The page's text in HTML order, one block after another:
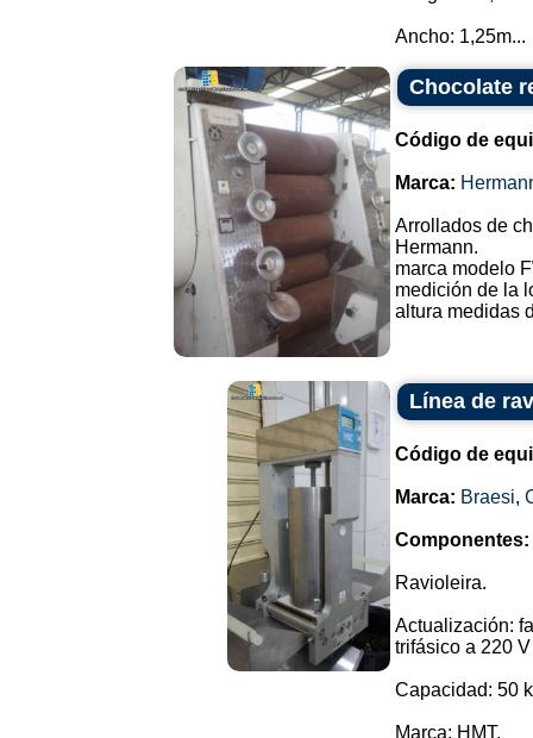
Ancho: 1,25m...
Chocolate
Código de
Marca:
Arrollados de
Hermann.
marca modelo
medición de la
altura medidas
Línea de
Código de
Marca: Braesi,
Componentes:
Ravioleira.
Actualización:
trifásico a 220
Capacidad: 50
Marca: HMT.